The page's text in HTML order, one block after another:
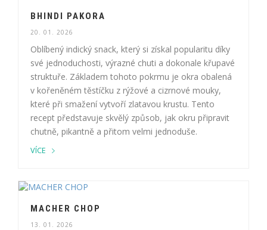
BHINDI PAKORA
20. 01. 2026
Oblíbený indický snack, který si získal popularitu díky
své jednoduchosti, výrazné chuti a dokonale křupavé
struktuře. Základem tohoto pokrmu je okra obalená
v kořeněném těstíčku z rýžové a cizrnové mouky,
které při smažení vytvoří zlatavou krustu. Tento
recept představuje skvělý způsob, jak okru připravit
chutně, pikantně a přitom velmi jednoduše.
VÍCE
MACHER CHOP
13. 01. 2026